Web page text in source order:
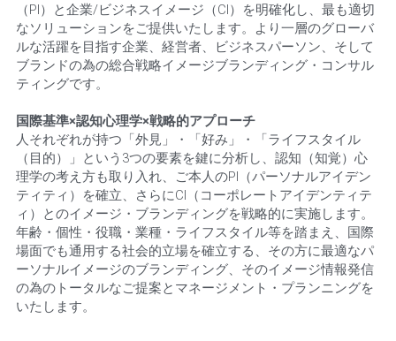
（PI）と企業/ビジネスイメージ（CI）を明確化し、最も適切
なソリューションをご提供いたします。より一層のグローバ
ルな活躍を目指す企業、経営者、ビジネスパーソン、そして
ブランドの為の総合戦略イメージブランディング・コンサル
ティングです。
国際基準×認知心理学×戦略的アプローチ
人それぞれが持つ「外見」・「好み」・「ライフスタイル
（目的）」という3つの要素を鍵に分析し、認知（知覚）心
理学の考え方も取り入れ、ご本人のPI（パーソナルアイデン
ティティ）を確立、さらにCI（コーポレートアイデンティテ
ィ）とのイメージ・ブランディングを戦略的に実施します。
年齢・個性・役職・業種・ライフスタイル等を踏まえ、国際
場面でも通用する社会的立場を確立する、その方に最適なパ
ーソナルイメージのブランディング、そのイメージ情報発信
の為のトータルなご提案とマネージメント・プランニングを
いたします。